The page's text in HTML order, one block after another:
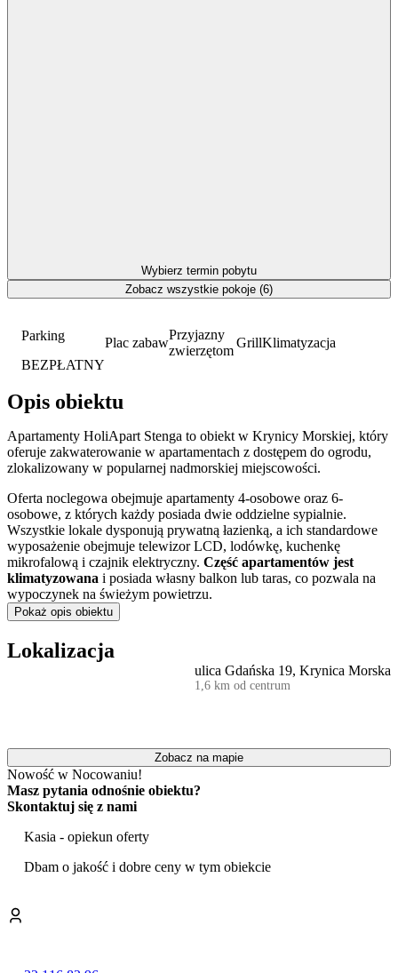
Parking
BEZPŁATNY
Plac zabaw
Przyjazny
zwierzętom
GrillKlimatyzacja
Opis obiektu
Apartamenty HoliApart Stenga to obiekt w Krynicy Morskiej, który
oferuje zakwaterowanie w apartamentach z dostępem do ogrodu,
zlokalizowany w popularnej nadmorskiej miejscowości.
Oferta noclegowa obejmuje apartamenty 4-osobowe oraz 6-
osobowe, z których każdy posiada dwie oddzielne sypialnie.
Wszystkie lokale dysponują prywatną łazienką, a ich standardowe
wyposażenie obejmuje telewizor LCD, lodówkę, kuchenkę
mikrofalową i czajnik elektryczny. Część apartamentów jest
klimatyzowana i posiada własny balkon lub taras, co pozwala na
wypoczynek na świeżym powietrzu.
Z myślą o rodzinach z dziećmi na terenie obiektu przygotowano
plac zabaw
oraz wewnętrzny pokój zabaw z zabawkami. Goście
mogą również bezpłatnie korzystać z przenośnego łóżeczka czy
pościeli dla dzieci. Do dyspozycji wszystkich odwiedzających jest
miejscem do grillowania , bezpłatny parking oraz
metrów od piaszczystej plaży nad Morzem Bałtyckim.
Atrakcyjne położenie w Krynicy Morskiej zapewnia łatwy dostęp
do najważniejszych punktów turystycznych regionu. W niewielkiej
odległości znajduje sięLatarnia Morska
widok na okolicę, oraz Port Morski, będący punktem startowym
rejsów po Zalewie Wiślanym. Miłośnicy aktywnego spędzania
czasu docenią bliskośćścieżki rowerowej prowadzącej w
kierunku Piasków
, idealnej na dłuższe wycieczki. Okolica sprzyja
Doba hotelowa trwa od godziny 16:00 do 11:00. Obsługa obiektu
Pokaż opis obiektu
Lokalizacja
ulica Gdańska 19, Krynica Morska
1,6 km od centrum
Zobacz na mapie
Nowość w Nocowaniu!
Masz pytania odnośnie obiektu?
Skontaktuj się z nami
Kasia - opiekun oferty
Dbam o jakość i dobre ceny w tym obiekcie
Wybierz termin pobytu
Zobacz wszystkie pokoje (6)